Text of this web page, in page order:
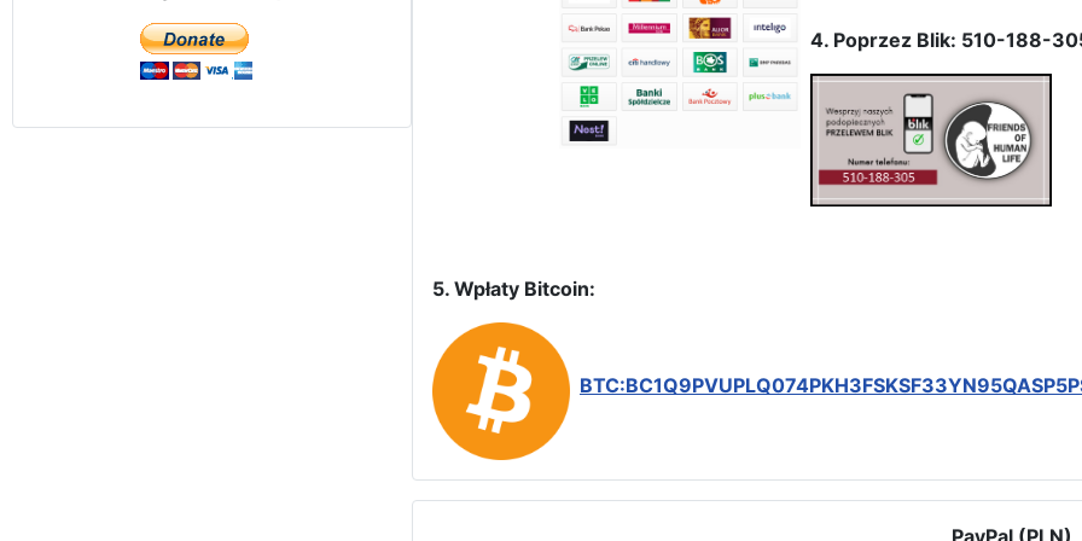
4. Poprzez Blik: 510-188-
5. Wpłaty Bitcoin:
PayPal (PLN)